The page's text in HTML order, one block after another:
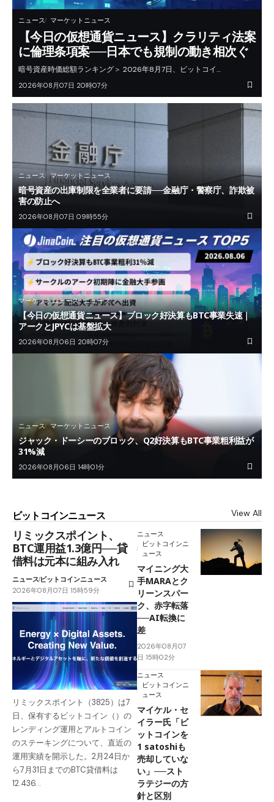
ニュース マーケットニュース
【今日の仮想通貨ニュース】クラリティ法案
に倫理条項案──日本でも規制の動き相次ぐ
暗号資産時価総額ランキング＞ 2026年8月7日、ビットコイ…
2026年08月07日 20時07分
ニュース マーケットニュース
暗号資産の出庫制限を全業者に要請──金融庁・警察庁、詐欺被
害の防止へ
2026年08月07日 09時55分
マーケットニュース ニュース
【今日の仮想通貨ニュース】ブロック好決算もBTC事業失速｜
アークとJPYCは基盤拡大
2026年08月06日 20時07分
ニュース マーケットニュース
ジャック・ドーシーのブロック、Q2好決算もBTC事業粗利益が
31%減
2026年08月06日 14時01分
ビットコインニュース View All
リミックスポイント、
BTC運用益1.3億円──貸
借料は元本に組み入れ
ニュースビットコインニュース
2026年08月07日 15時59分
リミックスポイント（3825）は7
日、保有するビットコイン（）の
レンディング運用とアルトコイン
のステーキングについて、直近の
運用実績を開示した。2月24日か
ら7月31日までのBTC貸借料は
12.436…
ニュース
ビットコインニ
ュース
マイニング大
手MARAとク
リーンスパー
ク、赤字転落
──AI転換に
差
2026年08月07
日 15時02分
ニュース
ビットコインニ
ュース
マイケル・セ
イラー氏「ビ
ットコインを
1 satoshiも
売却していな
い」──スト
ラテジーの方
針と区別